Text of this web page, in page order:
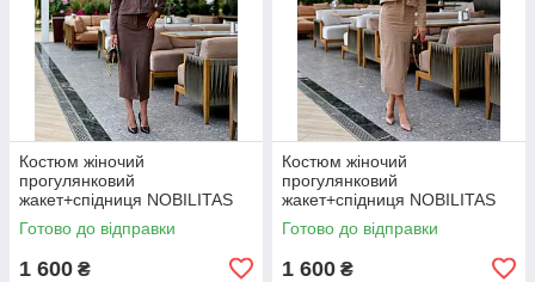
Костюм жіночий
прогулянковий
жакет+спiдниця NOBILITAS
42-52 кавового кольору
Готово до відправки
1 600 ₴
Костюм жіночий
прогулянковий
жакет+спiдниця NOBILITAS
42-52 бежевого кольору
Готово до відправки
1 600 ₴